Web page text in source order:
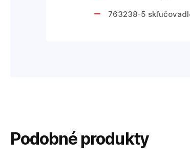
763238-5
Podobné produkty